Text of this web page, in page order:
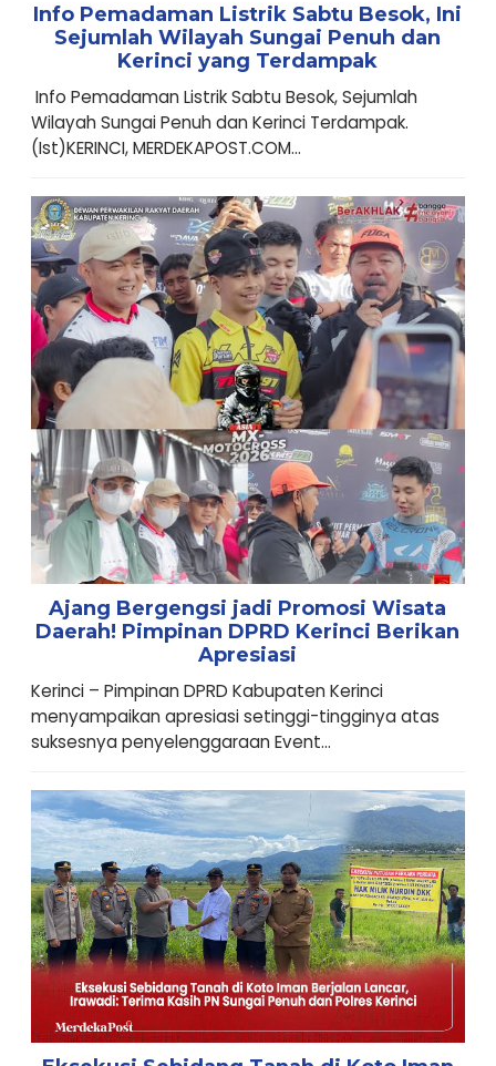
Info Pemadaman Listrik Sabtu Besok, Ini
Sejumlah Wilayah Sungai Penuh dan
Kerinci yang Terdampak
Info Pemadaman Listrik Sabtu Besok, Sejumlah
Wilayah Sungai Penuh dan Kerinci Terdampak.
(Ist)KERINCI, MERDEKAPOST.COM...
Ajang Bergengsi jadi Promosi Wisata
Daerah! Pimpinan DPRD Kerinci Berikan
Apresiasi
Kerinci – Pimpinan DPRD Kabupaten Kerinci
menyampaikan apresiasi setinggi-tingginya atas
suksesnya penyelenggaraan Event...